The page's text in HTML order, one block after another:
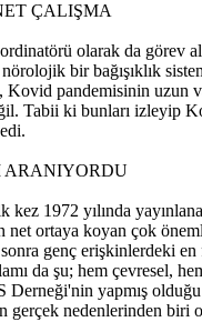
ÇALIŞMA
olarak da görev
bir bağışıklık
Kovid pandemisinin
Tabii ki bunları izleyip
ARANIYORDU
1972 yılında
ortaya koyan çok
sonra genç
da şu; hem çevresel,
yapmış olduğu
gerçek nedenlerinden biri